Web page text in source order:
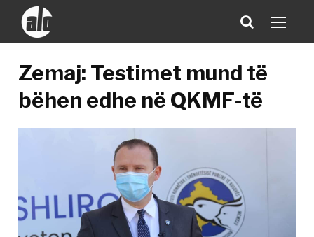
Zemaj: Testimet mund të
bëhen edhe në QKMF-të